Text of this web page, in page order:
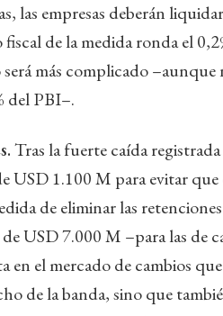
las empresas deberán
de la medida ronda el
más complicado
del PBI–.
Tras la fuerte caída
USD 1.100 M para evitar
de eliminar las
USD 7.000 M –para las de
en el mercado de cambios
de la banda, sino que